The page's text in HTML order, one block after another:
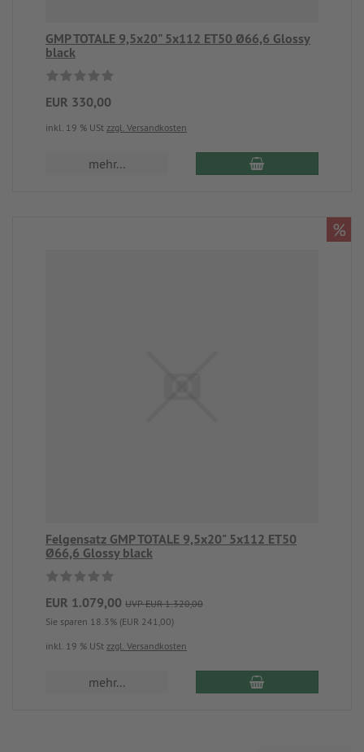
GMP TOTALE 9,5x20" 5x112 ET50 Ø66,6 Glossy
black
EUR 330,00
inkl. 19 % USt zzgl. Versandkosten
mehr...
Felgensatz GMP TOTALE 9,5x20" 5x112 ET50
Ø66,6 Glossy black
EUR 1.079,00 UVP EUR 1.320,00
Sie sparen 18.3% (EUR 241,00)
inkl. 19 % USt zzgl. Versandkosten
mehr...
%